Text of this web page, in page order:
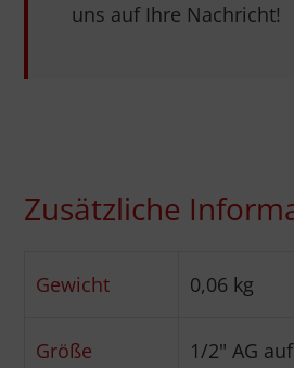
uns auf Ihre Nachricht!
Zusätzliche
Gewicht 0,06 kg
Größe
1/2" AG